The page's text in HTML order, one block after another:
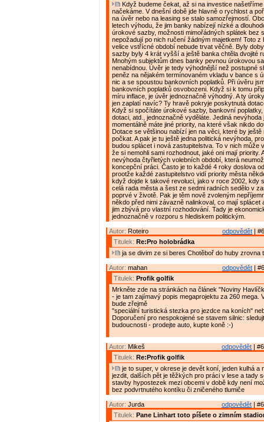
Když budeme čekat, až si na investice
načekáme. V dnešní době jde hlavně o rychlost a
na úvěr nebo na leasing se stalo samozřejmostí.
letech výhodu, že jim banky nabízejí nízké a
úrokové sazby, možnosti mimořádných splátek bez
nepožadují po nich ručení žádným majetkem! Toto z
velice vstřícné období nebude trvat věčně. Byly
sazby byly 4 krát vyšší a ještě banka chtěla dvojité
Mnohým subjektům dnes banky pevnou úrokovou
nenabídnou. Úvěr je tedy výhodnější než postupné
peněz na nějakém termínovaném vkladu v bance s
nic a se spoustou bankovních poplatků. Při úvěru
bankovních poplatků osvobozeni. Když si k tomu
míru inflace, je úvěr jednoznačně výhodný. A ty
jen zaplatí navíc? Ty hravě pokryje poskytnutá
Když si spočítáte úrokové sazby, bankovní poplatky,
dotaci, atd., jednoznačně vyděláte. Jediná nevýhoda
momentálně máte jiné priority, na které však nikdo
Dotace se většinou nabízí jen na věci, které by ještě
počkat. A pak je tu ještě jedna politická nevýhoda,
budou splácet i nová zastupitelstva. To v nich může
že si nemohli sami rozhodnout, jaké oni mají priority.
nevýhoda čtyřletých volebních období, která
koncepční práci. Často je to každé 4 roky doslova
prootže každé zastupitelstvo vidí priority města
když dojde k takové revoluci, jako v roce 2002, kdy
celá rada města a šest ze sedmi radních sedělo v
poprvé v životě. Pak je těm nově zvoleným
někdo před nimi závazně nalinkoval, co mají splácet
jim zbývá pro vlastní rozhodování. Tady je
jednoznačně v rozporu s hlediskem politickým.
odpovědět |
Autor: Roteiro
Titulek: Re:Pro holobrádka
ja se divim ze si beres Chotěboř do huby zrovna
odpovědět |
Autor: mahan
Titulek: Profik golfik
Mrkněte zde na stránkách na článek "Noviny
- je tam zajímavý popis megaprojektu za 260 mega.
bude zřejmě
"speciální turistická stezka pro jezdce na koních"
Doporučení pro nespokojené se stavem silnic:
budoucnosti - prodejte auto, kupte koně :-)
odpovědět |
Autor: Mikeš
Titulek: Re:Profik golfik
je to super, v okrese je devět koní, jeden kulhá a
jezdit, dalších pět je těžkých pro práci v lese a tady
stavby hypostezek mezi obcemi v době kdy není
bez podvrtnutého kontíku či zničeného tlumiče
odpovědět |
Autor: Jurda
Titulek: Pane Linhart toto píšete o zimním